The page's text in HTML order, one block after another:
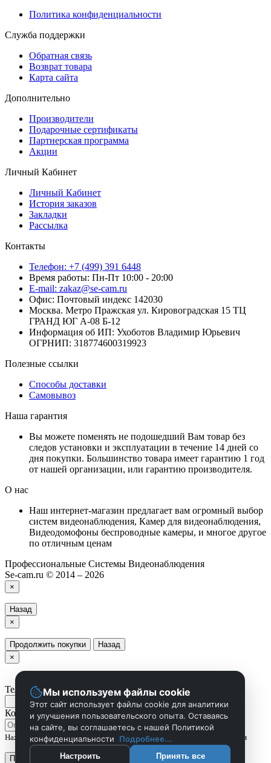
Политика конфиденциальности
Служба поддержки
Обратная связь
Возврат товара
Карта сайта
Дополнительно
Производители
Подарочные сертификаты
Партнерская программа
Акции
Личный Кабинет
Личный Кабинет
История заказов
Закладки
Рассылка
Контакты
Телефон: +7 (499) 391 6448
Время работы: Пн-Пт 10:00 - 20:00
E-mail: zakaz@se-cam.ru
Офис: Почтовый индекс 142030
Москва. Метро Пражская ул. Кировоградская 15 ТЦ
ГРАНД ЮГ А-08 Б-12
Информация об ИП: Ухоботов Владимир Юрьевич
ОГРНИП: 318774600319923
Полезные ссылки
Способы доставки
Самовывоз
Наша гарантия
Вы можете поменять не подошедший Вам товар без
следов установки и эксплуатации в течение 14 дней со
дня покупки. Большинство товара имеет гарантию 1 год
от нашей организации, или гарантию производителя.
О нас
Наш интернет-магазин предлагает вам огромный выбор
систем видеонаблюдения, Камер для видеонаблюдения,
Видеодомофоны беспроводные камеры, и многое другое
по отличным ценам
Профессиональные Системы Видеонаблюдения
Se-cam.ru © 2014 – 2026
×
Назад
×
Продолжить покупки
Назад
×
Телефон
Комментарий
Нажмите Отправить чтобы сделать запрос, и мы вам скоро перезвоним
Применить
Мы используем файлы cookie
Этот сайт использует файлы cookie для аналитики
и улучшения пользовательского опыта. Оставаясь
на сайте, вы соглашаетесь с нашей Политикой
конфиденциальности
Подробнее...
Настроить Принять все